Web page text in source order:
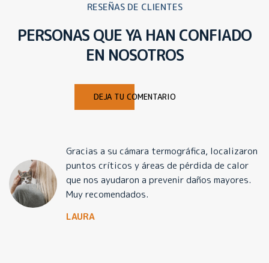
RESEÑAS DE CLIENTES
PERSONAS QUE YA HAN CONFIADO
EN NOSOTROS
DEJA TU COMENTARIO
Gracias a su cámara termográfica, localizaron
puntos críticos y áreas de pérdida de calor
que nos ayudaron a prevenir daños mayores.
Muy recomendados.
LAURA